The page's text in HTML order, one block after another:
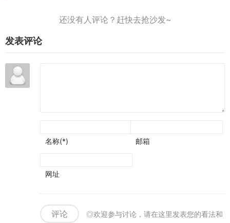
发表评论
名称(*) 邮箱
网址
评论
◎欢迎参与讨论，请在这里发表您的看法和